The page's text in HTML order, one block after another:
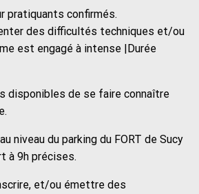
pratiquants confirmés.
des difficultés techniques et/ou
est engagé à intense |Durée
disponibles de se faire connaître
niveau du parking du FORT de Sucy
à 9h précises.
et/ou émettre des